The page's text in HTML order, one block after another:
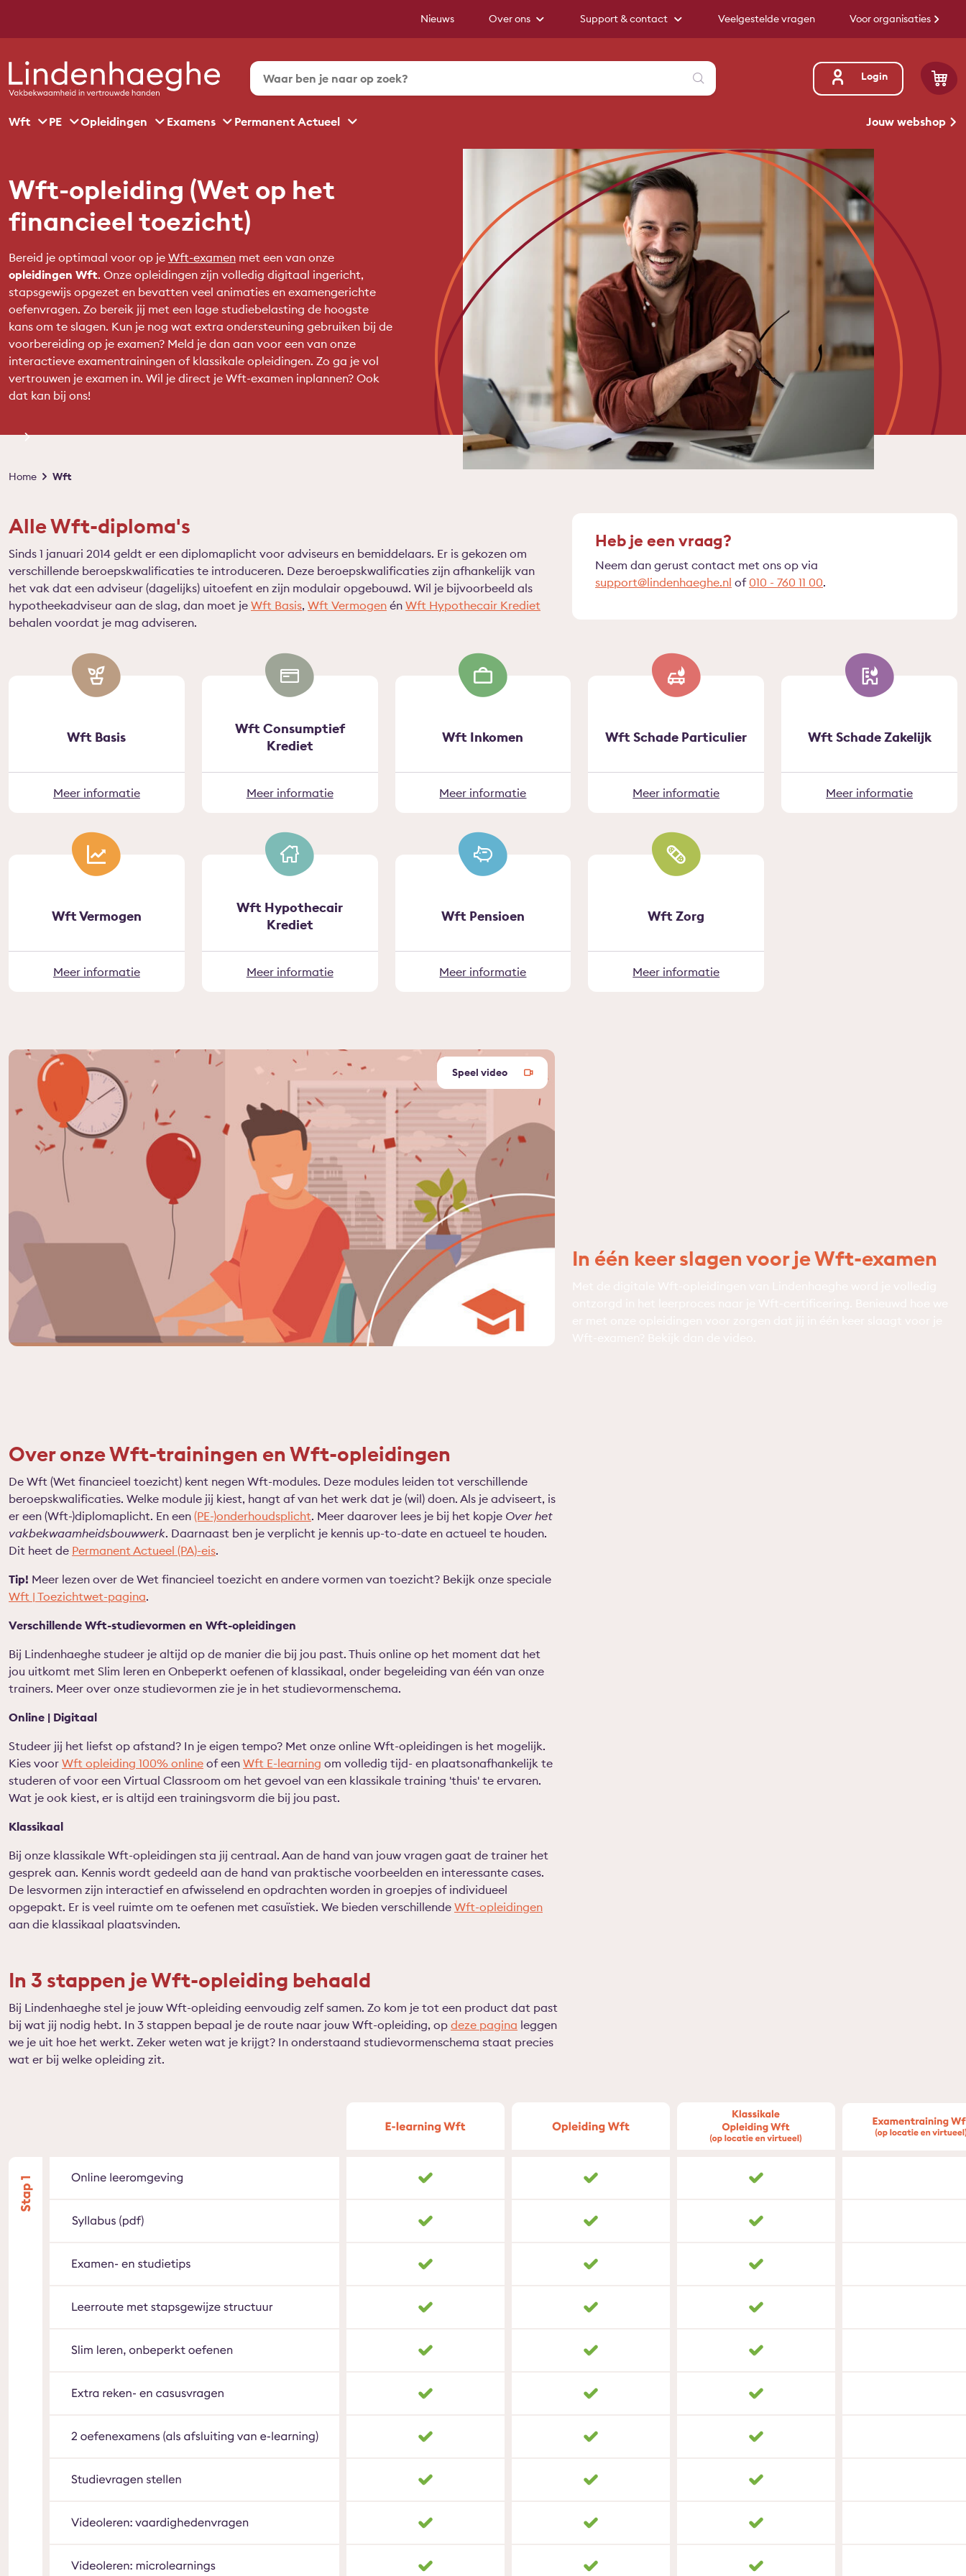
Nieuws Over ons Support & contact Veelgestelde vragen Voor organisaties
Zoeken Login
Wft PE Opleidingen Examens Permanent Actueel Jouw webshop
Wft-opleiding (Wet op het
financieel toezicht)
Bereid je optimaal voor op je Wft-examen met een van onze
opleidingen Wft. Onze opleidingen zijn volledig digitaal ingericht,
stapsgewijs opgezet en bevatten veel animaties en examengerichte
oefenvragen. Zo bereik jij met een lage studiebelasting de hoogste
kans om te slagen. Kun je nog wat extra ondersteuning gebruiken bij de
voorbereiding op je examen? Meld je dan aan voor een van onze
interactieve examentrainingen of klassikale opleidingen. Zo ga je vol
vertrouwen je examen in. Wil je direct je Wft-examen inplannen? Ook
dat kan bij ons!
Kruimelpad
Home Wft
Alle Wft-diploma's
Sinds 1 januari 2014 geldt er een diplomaplicht voor adviseurs en bemiddelaars. Er is gekozen om
verschillende beroepskwalificaties te introduceren. Deze beroepskwalificaties zijn afhankelijk van
het vak dat een adviseur (dagelijks) uitoefent en zijn modulair opgebouwd. Wil je bijvoorbeeld als
hypotheekadviseur aan de slag, dan moet je Wft Basis, Wft Vermogen én Wft Hypothecair Krediet
behalen voordat je mag adviseren.
Heb je een vraag?
Neem dan gerust contact met ons op via
support@lindenhaeghe.nl of 010 - 760 11 00.
Wft Basis
Meer informatie
Wft Consumptief
Krediet
Meer informatie
Wft Inkomen
Meer informatie
Wft Schade Particulier
Meer informatie
Wft Schade Zakelijk
Meer informatie
Wft Vermogen
Meer informatie
Wft Hypothecair
Krediet
Meer informatie
Wft Pensioen
Meer informatie
Wft Zorg
Meer informatie
Speel video
In één keer slagen voor je Wft-examen
Over onze Wft-trainingen en Wft-opleidingen
De Wft (Wet financieel toezicht) kent negen Wft-modules. Deze modules leiden tot verschillende
beroepskwalificaties. Welke module jij kiest, hangt af van het werk dat je (wil) doen. Als je adviseert, is
er een (Wft-)diplomaplicht. En een (PE-)onderhoudsplicht. Meer daarover lees je bij het kopje Over het
vakbekwaamheidsbouwwerk. Daarnaast ben je verplicht je kennis up-to-date en actueel te houden.
Dit heet de Permanent Actueel (PA)-eis.
Tip! Meer lezen over de Wet financieel toezicht en andere vormen van toezicht? Bekijk onze speciale
Wft | Toezichtwet-pagina.
Verschillende Wft-studievormen en Wft-opleidingen
Bij Lindenhaeghe studeer je altijd op de manier die bij jou past. Thuis online op het moment dat het
jou uitkomt met Slim leren en Onbeperkt oefenen of klassikaal, onder begeleiding van één van onze
trainers. Meer over onze studievormen zie je in het studievormenschema.
Online | Digitaal
Studeer jij het liefst op afstand? In je eigen tempo? Met onze online Wft-opleidingen is het mogelijk.
Kies voor Wft opleiding 100% online of een Wft E-learning om volledig tijd- en plaatsonafhankelijk te
studeren of voor een Virtual Classroom om het gevoel van een klassikale training 'thuis' te ervaren.
Wat je ook kiest, er is altijd een trainingsvorm die bij jou past.
Klassikaal
Bij onze klassikale Wft-opleidingen sta jij centraal. Aan de hand van jouw vragen gaat de trainer het
gesprek aan. Kennis wordt gedeeld aan de hand van praktische voorbeelden en interessante cases.
De lesvormen zijn interactief en afwisselend en opdrachten worden in groepjes of individueel
opgepakt. Er is veel ruimte om te oefenen met casuïstiek. We bieden verschillende Wft-opleidingen
aan die klassikaal plaatsvinden.
In 3 stappen je Wft-opleiding behaald
Bij Lindenhaeghe stel je jouw Wft-opleiding eenvoudig zelf samen. Zo kom je tot een product dat past
bij wat jij nodig hebt. In 3 stappen bepaal je de route naar jouw Wft-opleiding, op deze pagina leggen
we je uit hoe het werkt. Zeker weten wat je krijgt? In onderstaand studievormenschema staat precies
wat er bij welke opleiding zit.